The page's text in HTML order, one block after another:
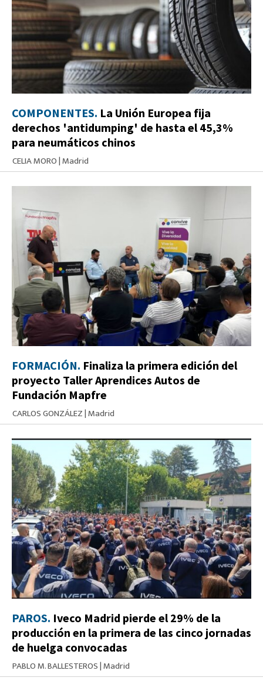
COMPONENTES. La Unión Europea fija
derechos 'antidumping' de hasta el 45,3%
para neumáticos chinos
CELIA MORO|Madrid
FORMACIÓN. Finaliza la primera edición del
proyecto Taller Aprendices Autos de
Fundación Mapfre
CARLOS GONZÁLEZ|Madrid
PAROS. Iveco Madrid pierde el 29% de la
producción en la primera de las cinco jornadas
de huelga convocadas
PABLO M. BALLESTEROS|Madrid